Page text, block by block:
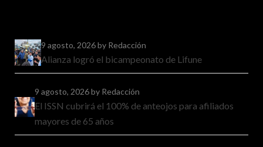
9 agosto, 2026by Redacción
Alianza logró el bicampeonato de Lifune
9 agosto, 2026by Redacción
El ISSN cubrirá el 100% de anteojos para afiliados
mayores de 65 años